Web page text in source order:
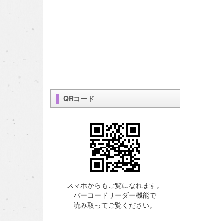
QRコード
スマホからもご覧になれます。
バーコードリーダー機能で
読み取ってご覧ください。